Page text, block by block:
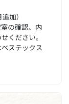
加）
の確認、内
ください。
ステックス